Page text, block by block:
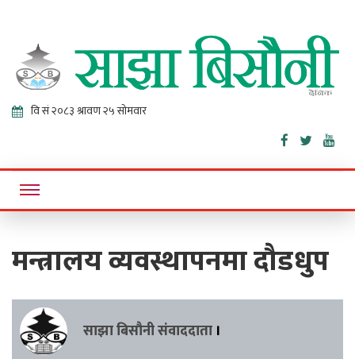
Sajha
Bisaunee
Online News Portal
मन्त्रालय व्यवस्थापनमा दौडधुप
साझा बिसौनी संवाददाता ।